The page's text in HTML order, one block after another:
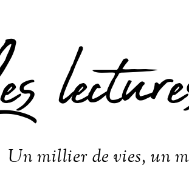
Un millier de vies, un